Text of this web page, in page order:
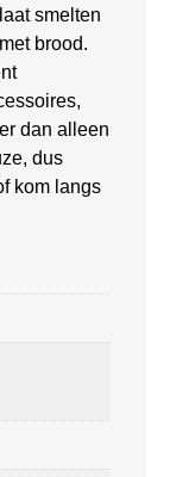
smelten
brood.
dan alleen
dus
kom langs